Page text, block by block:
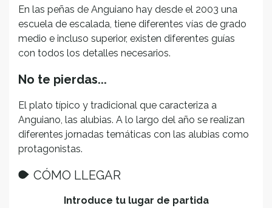
En las peñas de Anguiano hay desde el 2003 una
escuela de escalada, tiene diferentes vías de grado
medio e incluso superior, existen diferentes guías
con todos los detalles necesarios.
No te pierdas...
El plato típico y tradicional que caracteriza a
Anguiano, las alubias. A lo largo del año se realizan
diferentes jornadas temáticas con las alubias como
protagonistas.
CÓMO LLEGAR
Introduce tu lugar de partida